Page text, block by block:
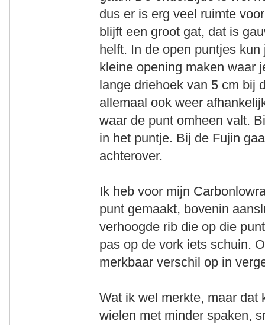
dus er is erg veel ruimte
blijft een groot gat, dat is
helft. In de open puntjes
kleine opening maken waar
lange driehoek van 5 cm bij
allemaal ook weer
waar de punt omheen valt.
in het puntje. Bij de Fujin
achterover.
Ik heb voor mijn
punt gemaakt, bovenin
verhoogde rib die op die
pas op de vork iets schuin.
merkbaar verschil op in
Wat ik wel merkte, maar dat
wielen met minder spaken,